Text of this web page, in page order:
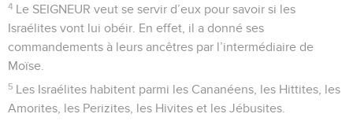
4 Le SEIGNEUR veut se servir d’eux pour savoir si les
Israélites vont lui obéir. En effet, il a donné ses
commandements à leurs ancêtres par l’intermédiaire de
Moïse.
5 Les Israélites habitent parmi les Cananéens, les Hittites, les
Amorites, les Perizites, les Hivites et les Jébusites.